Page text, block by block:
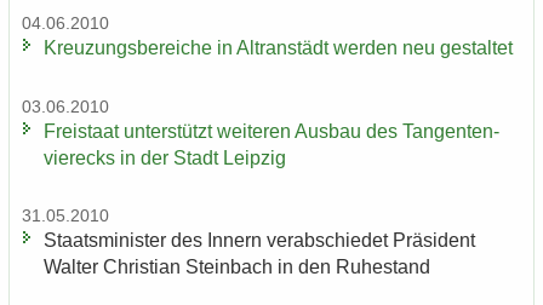
04.06.2010
Kreu­zungs­be­rei­che in Altran­städt wer­den neu ge­stal­tet
03.06.2010
Frei­staat un­ter­stützt wei­te­ren Aus­bau des Tan­gen­ten­
vier­ecks in der Stadt Leip­zig
31.05.2010
Staats­mi­nis­ter des In­nern ver­ab­schie­det Prä­si­dent
Wal­ter Chris­ti­an Stein­bach in den Ru­he­stand